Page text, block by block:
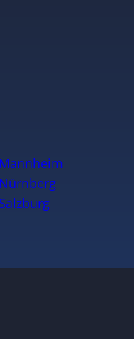
Mannheim
Nürnberg
Salzburg